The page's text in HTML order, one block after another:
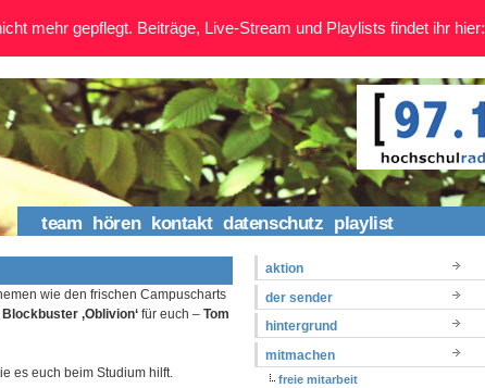
team hören kontakt datenschutz playlist
wie den frischen Campuscharts
Blockbuster ‚Oblivion‘ für euch – Tom
es euch beim Studium hilft.
aktion
der sender
hintergrund
mitmachen
freie mitarbeit
mehr gepflegt. Beiträge, Live-Stream und Playlists findet ihr hier: